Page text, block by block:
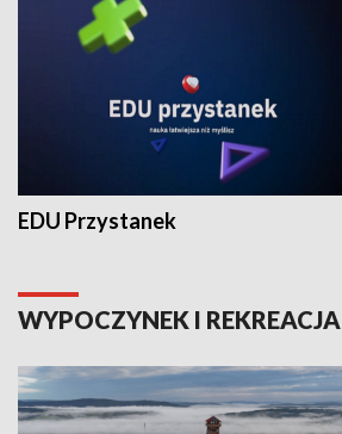
EDU Przystanek
WYPOCZYNEK I REKREACJA